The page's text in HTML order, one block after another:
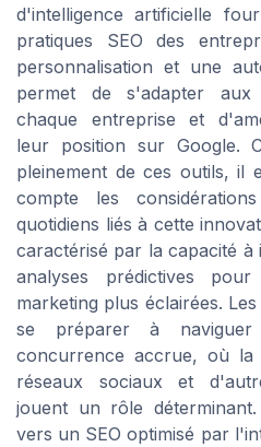
d'intelligence artificielle
pratiques SEO des
personnalisation et une
permet de s'adapter aux
chaque entreprise et
leur position sur Google.
pleinement de ces outils, il
compte les
quotidiens liés à cette
caractérisé par la capacité
analyses prédictives
marketing plus éclairées.
se préparer à
concurrence accrue, où la
réseaux sociaux et
jouent un rôle
vers un SEO optimisé par